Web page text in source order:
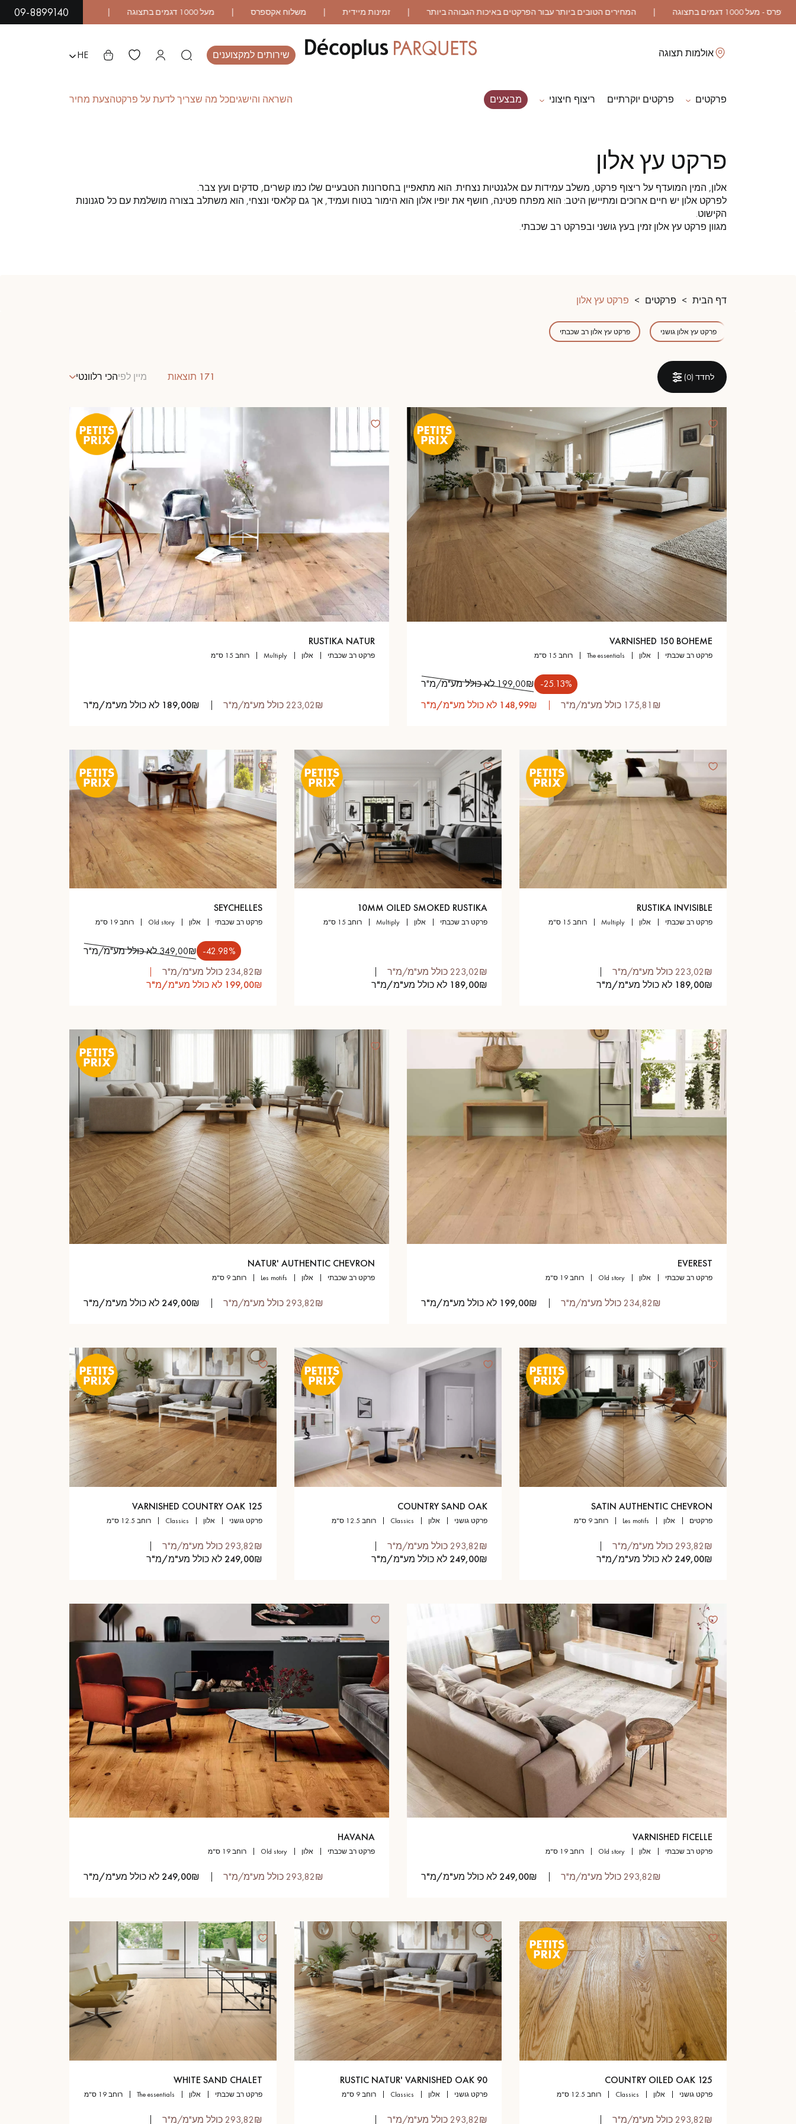
09-8899140
אולמות תצוגה שירותים למקצוענים HE
פרקטים פרקטים יוקרתיים ריצוף חיצוני מבצעים השראה והישגיםכל מה שצריך לדעת על פרקטהצעת מחיר
פרקט גושני
FLOORING
פרקט גימור שמן פרקט גולמי
?יש לכם פרויקט חדש
המומחים שלנו עומדים לרשותכם כדי להדריך אותכם שלב אחר שלב בבחירה ובהתקנה של הפרקט שלכם.
קבל שיחה חוזרת מיועץ של
דקופלוס פרקטים.
קבעו פגישה מותאמת אישית. קבלו הצעת מחיר בחינם!
פרקט עץ אלון
אלון, המין המועדף על ריצוף פרקט, משלב עמידות עם אלגנטיות נצחית. הוא מתאפיין בחסרונות הטבעיים שלו כמו קשרים, סדקים ועץ צבר.
לפרקט אלון יש חיים ארוכים ומתיישן היטב: הוא מפתח פטינה, חושף את יופיו אלון הוא הימור בטוח ועמיד, אך גם קלאסי ונצחי, הוא משתלב בצורה מושלמת עם כל סגנונות
הקישוט.
מגוון פרקט עץ אלון זמין בעץ גושני ובפרקט רב שכבתי.
דף הבית פרקטים פרקט עץ אלון
פרקט עץ אלון גושני פרקט עץ אלון רב שכבתי
לחדד (0
)
171 תוצאות מיין לפיהכי רלוונטי
VARNISHED 150 BOHEME
פרקט רב שכבתי אלון the essentials רוחב 15 ס"מ
‎-25.13% 199,00₪ לא כולל מע"מ/מ"ר
175,81₪ כולל מע"מ/מ"ר
148,99₪ לא כולל מע"מ/מ"ר
RUSTIKA NATUR
פרקט רב שכבתי אלון multiply רוחב 15 ס"מ
223,02₪ כולל מע"מ/מ"ר 189,00₪ לא כולל מע"מ/מ"ר
RUSTIKA INVISIBLE
פרקט רב שכבתי אלון multiply רוחב 15 ס"מ
223,02₪ כולל מע"מ/מ"ר
189,00₪ לא כולל מע"מ/מ"ר
10MM OILED SMOKED RUSTIKA
פרקט רב שכבתי אלון multiply רוחב 15 ס"מ
223,02₪ כולל מע"מ/מ"ר
189,00₪ לא כולל מע"מ/מ"ר
SEYCHELLES
פרקט רב שכבתי אלון old story רוחב 19 ס"מ
‎-42.98% 349,00₪ לא כולל מע"מ/מ"ר
234,82₪ כולל מע"מ/מ"ר
199,00₪ לא כולל מע"מ/מ"ר
EVEREST
פרקט רב שכבתי אלון old story רוחב 19 ס"מ
234,82₪ כולל מע"מ/מ"ר 199,00₪ לא כולל מע"מ/מ"ר
NATUR' AUTHENTIC CHEVRON
פרקט רב שכבתי אלון les motifs רוחב 9 ס"מ
293,82₪ כולל מע"מ/מ"ר 249,00₪ לא כולל מע"מ/מ"ר
SATIN AUTHENTIC CHEVRON
פרקטים אלון les motifs רוחב 9 ס"מ
293,82₪ כולל מע"מ/מ"ר
249,00₪ לא כולל מע"מ/מ"ר
COUNTRY SAND OAK
פרקט גושני אלון classics רוחב 12.5 ס"מ
293,82₪ כולל מע"מ/מ"ר
249,00₪ לא כולל מע"מ/מ"ר
VARNISHED COUNTRY OAK 125
פרקט גושני אלון classics רוחב 12.5 ס"מ
293,82₪ כולל מע"מ/מ"ר
249,00₪ לא כולל מע"מ/מ"ר
VARNISHED FICELLE
פרקט רב שכבתי אלון old story רוחב 19 ס"מ
293,82₪ כולל מע"מ/מ"ר 249,00₪ לא כולל מע"מ/מ"ר
HAVANA
פרקט רב שכבתי אלון old story רוחב 19 ס"מ
293,82₪ כולל מע"מ/מ"ר 249,00₪ לא כולל מע"מ/מ"ר
125 COUNTRY OILED OAK
פרקט גושני אלון classics רוחב 12.5 ס"מ
293,82₪ כולל מע"מ/מ"ר
RUSTIC NATUR' VARNISHED OAK 90
פרקט גושני אלון classics רוחב 9 ס"מ
293,82₪ כולל מע"מ/מ"ר
WHITE SAND CHALET
פרקט רב שכבתי אלון the essentials רוחב 19 ס"מ
293,82₪ כולל מע"מ/מ"ר